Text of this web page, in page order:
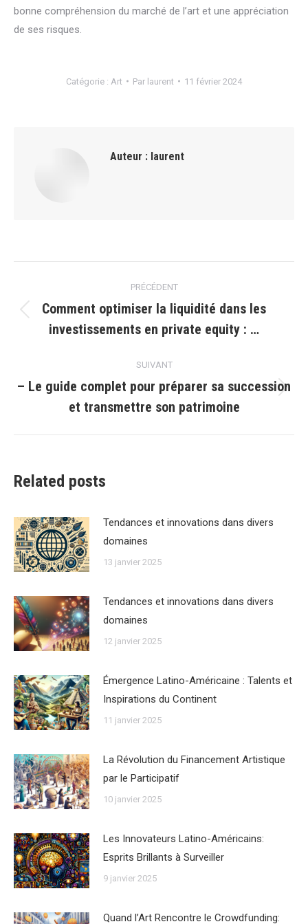
bonne compréhension du marché de l’art et une appréciation
de ses risques.
Catégorie : Art Par laurent 11 février 2024
Auteur : laurent
article
PRÉCÉDENT
Article
précédent
Comment optimiser la liquidité dans les
investissements en private equity : …
SUIVANT
Article
suivant
:
– Le guide complet pour préparer sa succession
et transmettre son patrimoine
Related posts
Tendances et innovations dans divers
domaines
13 janvier 2025
Tendances et innovations dans divers
domaines
12 janvier 2025
Émergence Latino-Américaine : Talents et
Inspirations du Continent
11 janvier 2025
La Révolution du Financement Artistique
par le Participatif
10 janvier 2025
Les Innovateurs Latino-Américains:
Esprits Brillants à Surveiller
9 janvier 2025
Quand l’Art Rencontre le Crowdfunding: